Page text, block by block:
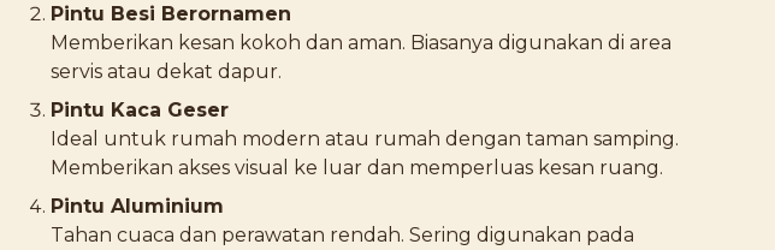
Pintu Besi Berornamen
Memberikan kesan kokoh dan aman. Biasanya digunakan di area
servis atau dekat dapur.
Pintu Kaca Geser
Ideal untuk rumah modern atau rumah dengan taman samping.
Memberikan akses visual ke luar dan memperluas kesan ruang.
Pintu Aluminium
Tahan cuaca dan perawatan rendah. Sering digunakan pada